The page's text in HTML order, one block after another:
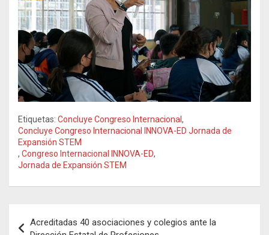
Etiquetas: Concluye Congreso Internacional,
Concluye Congreso Internacional INNOVA-ED Jornada de
Expansión STEM
, Congreso Internacional INNOVA-ED,
Jornada de Expansión STEM
Acreditadas 40 asociaciones y colegios ante la